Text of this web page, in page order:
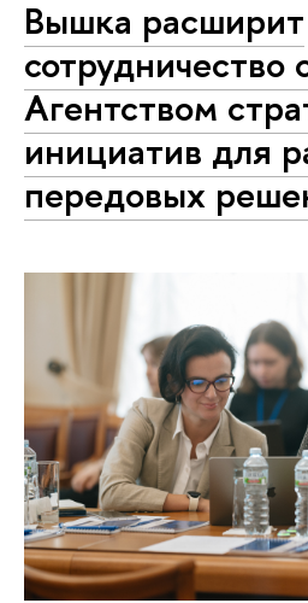
Вышка расширит
сотрудничество
Агентством
инициатив для
передовых